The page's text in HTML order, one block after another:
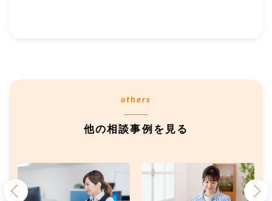
others
他の相談事例を見る